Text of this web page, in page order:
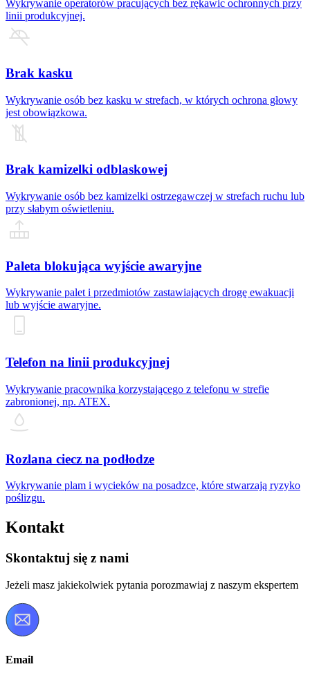
Wykrywanie operatorów pracujących bez rękawic ochronnych przy
linii produkcyjnej.
Brak kasku
Wykrywanie osób bez kasku w strefach, w których ochrona głowy
jest obowiązkowa.
Brak kamizelki odblaskowej
Wykrywanie osób bez kamizelki ostrzegawczej w strefach ruchu lub
przy słabym oświetleniu.
Paleta blokująca wyjście awaryjne
Wykrywanie palet i przedmiotów zastawiających drogę ewakuacji
lub wyjście awaryjne.
Telefon na linii produkcyjnej
Wykrywanie pracownika korzystającego z telefonu w strefie
zabronionej, np. ATEX.
Rozlana ciecz na podłodze
Wykrywanie plam i wycieków na posadzce, które stwarzają ryzyko
poślizgu.
Kontakt
Skontaktuj się z nami
Jeżeli masz jakiekolwiek pytania porozmawiaj z naszym ekspertem
Email